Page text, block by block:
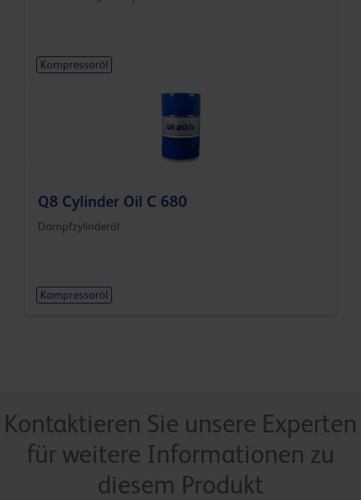
Kompressoröl
Q8 Cylinder Oil C 680
Dampfzylinderöl
Kompressoröl
Kontaktieren Sie unsere Experten
für weitere Informationen zu
diesem Produkt